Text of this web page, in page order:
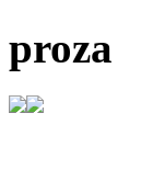
proza